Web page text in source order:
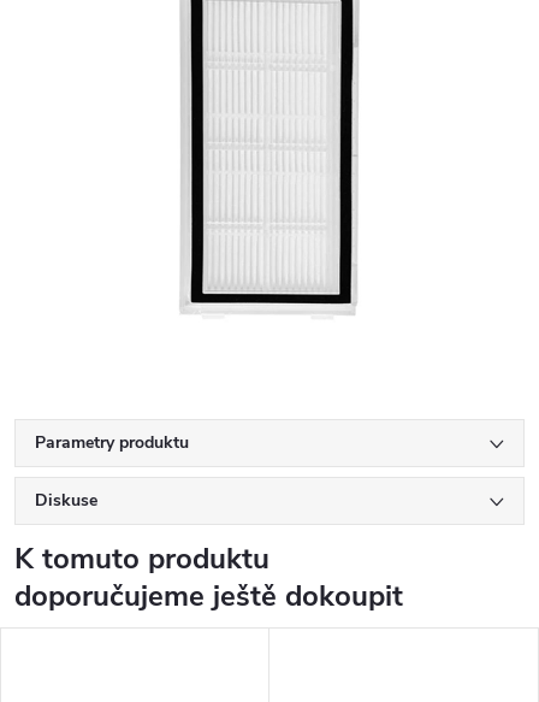
Parametry produktu
Diskuse
K tomuto produktu
doporučujeme ještě dokoupit